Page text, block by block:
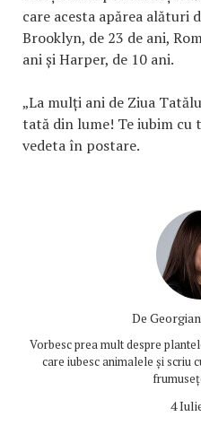
care acesta apărea alături
Brooklyn, de 23 de ani,
ani și Harper, de 10 ani.
„La mulți ani de Ziua
tată din lume! Te iubim cu
vedeta în postare.
De
Vorbesc prea mult despre
care iubesc animalele și scriu
4